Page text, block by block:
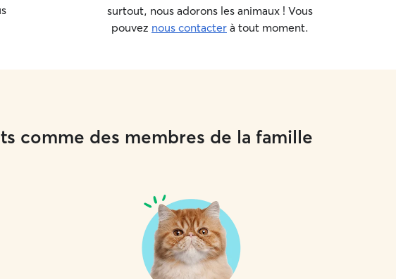
surtout, nous adorons les animaux ! Vous
pouvez nous contacter à tout moment.
comme des membres de la famille